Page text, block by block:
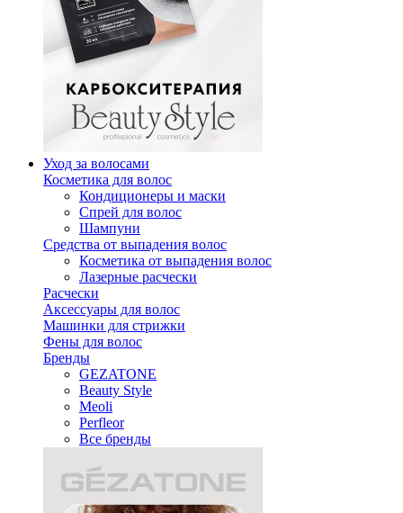
Уход за волосами
Косметика для волос
Кондиционеры и маски
Спрей для волос
Шампуни
Средства от выпадения волос
Косметика от выпадения волос
Лазерные расчески
Расчески
Аксессуары для волос
Машинки для стрижки
Фены для волос
Бренды
GEZATONE
Beauty Style
Meoli
Perfleor
Все бренды